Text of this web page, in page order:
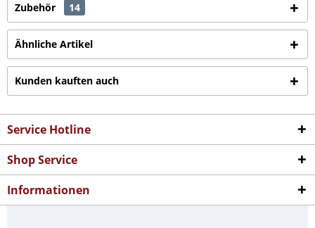
Zubehör 14
Ähnliche Artikel
Kunden kauften auch
Service Hotline
Shop Service
Informationen